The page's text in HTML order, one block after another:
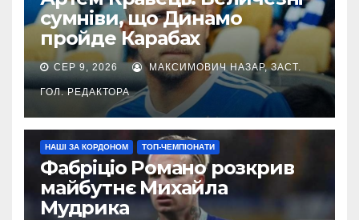
сумніви, що Динамо
пройде Карабах
СЕР 9, 2026 МАКСИМОВИЧ НАЗАР, ЗАСТ.
ГОЛ. РЕДАКТОРА
НАШІ ЗА КОРДОНОМ ТОП-ЧЕМПІОНАТИ
Фабріціо Романо розкрив
майбутнє Михайла
Мудрика